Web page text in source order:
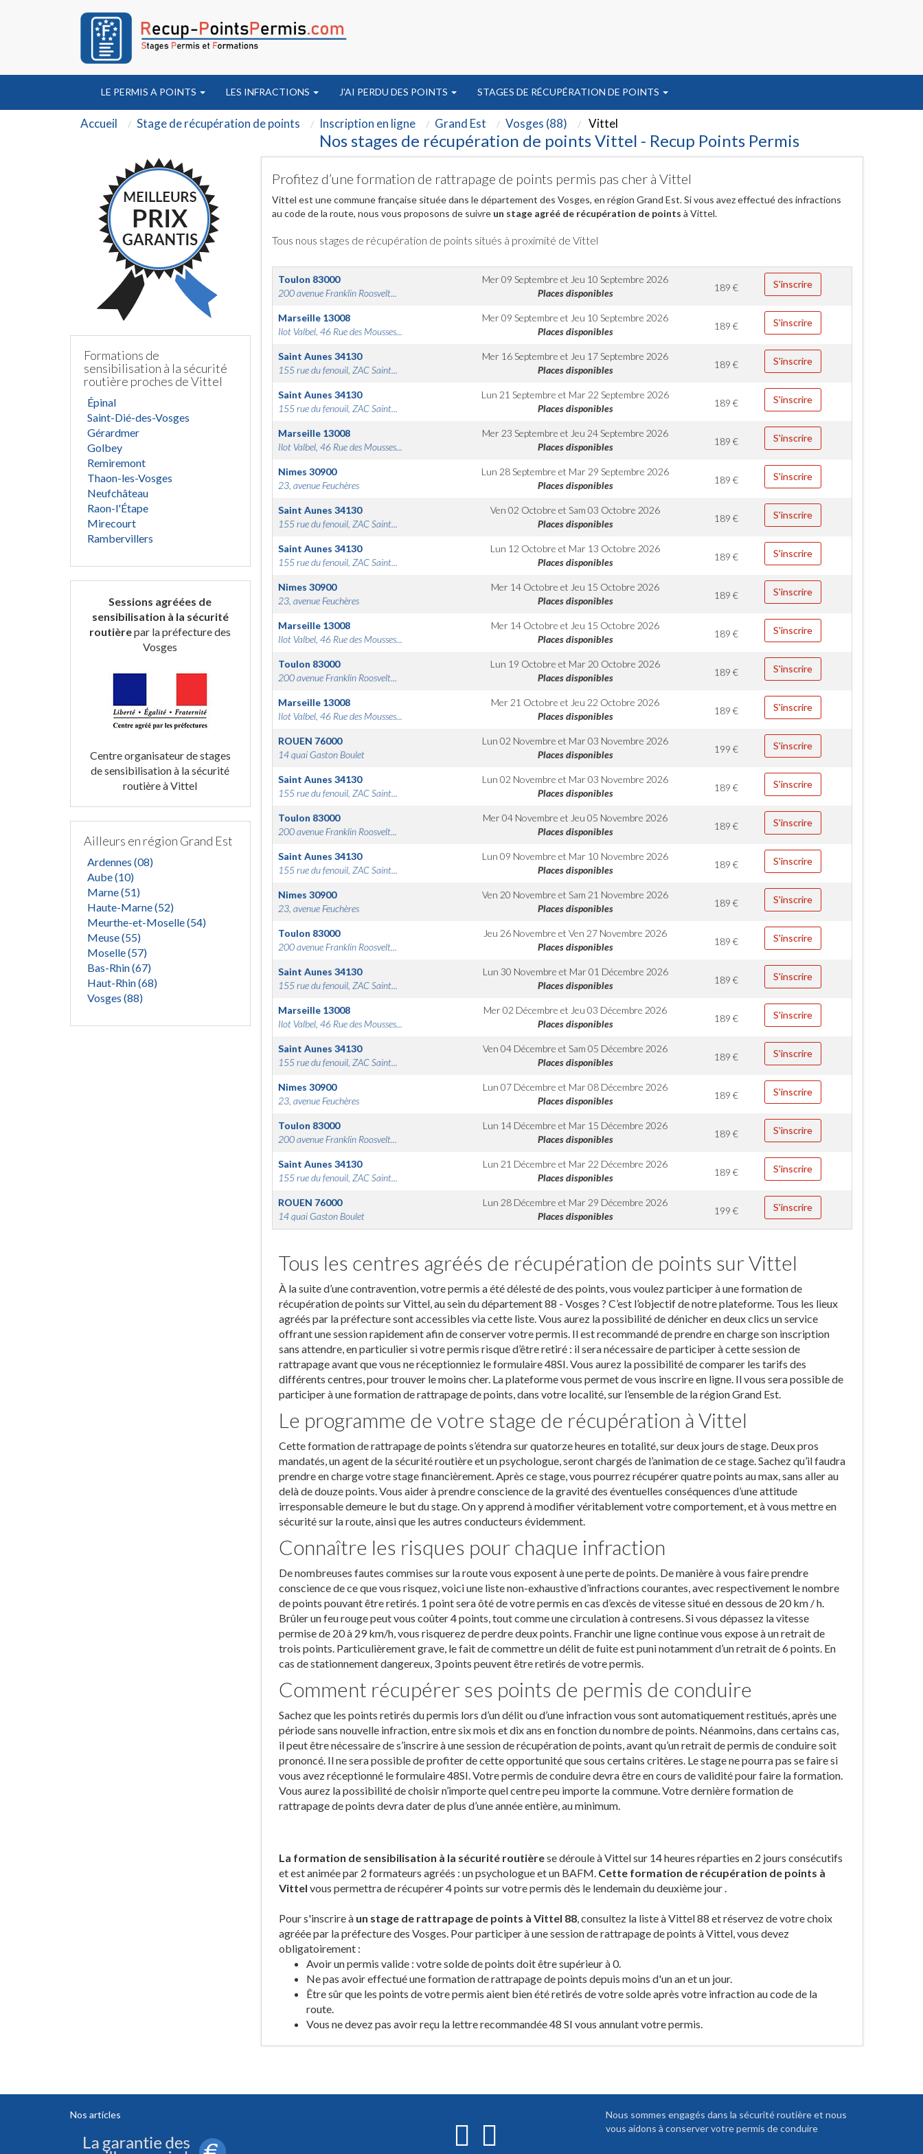
LE PERMIS A POINTS LES INFRACTIONS J'AI PERDU DES POINTS STAGES DE RÉCUPÉRATION DE POINTS
Accueil Stage de récupération de points Inscription en ligne Grand Est Vosges (88) Vittel
Nos stages de récupération de points Vittel - Recup Points Permis
Formations de
sensibilisation à la sécurité
routière proches de Vittel
Épinal
Saint-Dié-des-Vosges
Gérardmer
Golbey
Remiremont
Thaon-les-Vosges
Neufchâteau
Raon-l'Étape
Mirecourt
Rambervillers
Sessions agréées de
sensibilisation à la sécurité
routièrepar la préfecture des
Vosges
Centre organisateur de stages
de sensibilisation à la sécurité
routière à Vittel
Ailleurs en région Grand Est
Ardennes (08)
Aube (10)
Marne (51)
Haute-Marne (52)
Meurthe-et-Moselle (54)
Meuse (55)
Moselle (57)
Bas-Rhin (67)
Haut-Rhin (68)
Vosges (88)
Profitez d’une formation de rattrapage de points permis pas cher à Vittel
Vittel est une commune française située dans le département des Vosges, en région Grand Est. Si vous avez effectué des infractions
au code de la route, nous vous proposons de suivre un stage agréé de récupération de points à Vittel.
Tous nous stages de récupération de points situés à proximité de Vittel
Toulon 83000
200 avenue Franklin Roosvelt...
Mer 09 Septembre et Jeu 10 Septembre 2026
Places disponibles
189€ S'inscrire
Marseille 13008
Ilot Valbel, 46 Rue des Mousses...
Mer 09 Septembre et Jeu 10 Septembre 2026
Places disponibles
189€ S'inscrire
Saint Aunes 34130
155 rue du fenouil, ZAC Saint...
Mer 16 Septembre et Jeu 17 Septembre 2026
Places disponibles
189€ S'inscrire
Saint Aunes 34130
155 rue du fenouil, ZAC Saint...
Lun 21 Septembre et Mar 22 Septembre 2026
Places disponibles
189€ S'inscrire
Marseille 13008
Ilot Valbel, 46 Rue des Mousses...
Mer 23 Septembre et Jeu 24 Septembre 2026
Places disponibles
189€ S'inscrire
Nimes 30900
23, avenue Feuchères
Lun 28 Septembre et Mar 29 Septembre 2026
Places disponibles
189€ S'inscrire
Saint Aunes 34130
155 rue du fenouil, ZAC Saint...
Ven 02 Octobre etSam 03 Octobre 2026
Places disponibles
189€ S'inscrire
Saint Aunes 34130
155 rue du fenouil, ZAC Saint...
Lun 12 Octobre et Mar 13 Octobre 2026
Places disponibles
189€ S'inscrire
Nimes 30900
23, avenue Feuchères
Mer 14 Octobre et Jeu 15 Octobre 2026
Places disponibles
189€ S'inscrire
Marseille 13008
Ilot Valbel, 46 Rue des Mousses...
Mer 14 Octobre et Jeu 15 Octobre 2026
Places disponibles
189€ S'inscrire
Toulon 83000
200 avenue Franklin Roosvelt...
Lun 19 Octobre et Mar 20 Octobre 2026
Places disponibles
189€ S'inscrire
Marseille 13008
Ilot Valbel, 46 Rue des Mousses...
Mer 21 Octobre et Jeu 22 Octobre 2026
Places disponibles
189€ S'inscrire
ROUEN 76000
14 quai Gaston Boulet
Lun 02 Novembre et Mar 03 Novembre 2026
Places disponibles
199€ S'inscrire
Saint Aunes 34130
155 rue du fenouil, ZAC Saint...
Lun 02 Novembre et Mar 03 Novembre 2026
Places disponibles
189€ S'inscrire
Toulon 83000
200 avenue Franklin Roosvelt...
Mer 04 Novembre et Jeu 05 Novembre 2026
Places disponibles
189€ S'inscrire
Saint Aunes 34130
155 rue du fenouil, ZAC Saint...
Lun 09 Novembre et Mar 10 Novembre 2026
Places disponibles
189€ S'inscrire
Nimes 30900
23, avenue Feuchères
Ven 20 Novembre etSam 21 Novembre 2026
Places disponibles
189€ S'inscrire
Toulon 83000
200 avenue Franklin Roosvelt...
Jeu 26 Novembre etVen 27 Novembre 2026
Places disponibles
189€ S'inscrire
Saint Aunes 34130
155 rue du fenouil, ZAC Saint...
Lun 30 Novembre et Mar 01 Décembre 2026
Places disponibles
189€ S'inscrire
Marseille 13008
Ilot Valbel, 46 Rue des Mousses...
Mer 02 Décembre et Jeu 03 Décembre 2026
Places disponibles
189€ S'inscrire
Saint Aunes 34130
155 rue du fenouil, ZAC Saint...
Ven 04 Décembre etSam 05 Décembre 2026
Places disponibles
189€ S'inscrire
Nimes 30900
23, avenue Feuchères
Lun 07 Décembre et Mar 08 Décembre 2026
Places disponibles
189€ S'inscrire
Toulon 83000
200 avenue Franklin Roosvelt...
Lun 14 Décembre et Mar 15 Décembre 2026
Places disponibles
189€ S'inscrire
Saint Aunes 34130
155 rue du fenouil, ZAC Saint...
Lun 21 Décembre et Mar 22 Décembre 2026
Places disponibles
189€ S'inscrire
ROUEN 76000
14 quai Gaston Boulet
Lun 28 Décembre et Mar 29 Décembre 2026
Places disponibles
199€ S'inscrire
Tous les centres agréés de récupération de points sur Vittel
À la suite d’une contravention, votre permis a été délesté de des points, vous voulez participer à une formation de
récupération de points sur Vittel, au sein du département 88 - Vosges ? C’est l’objectif de notre plateforme. Tous les lieux
agréés par la préfecture sont accessibles via cette liste. Vous aurez la possibilité de dénicher en deux clics un service
offrant une session rapidement afin de conserver votre permis. Il est recommandé de prendre en charge son inscription
sans attendre, en particulier si votre permis risque d’être retiré : il sera nécessaire de participer à cette session de
rattrapage avant que vous ne réceptionniez le formulaire 48SI. Vous aurez la possibilité de comparer les tarifs des
différents centres, pour trouver le moins cher. La plateforme vous permet de vous inscrire en ligne. Il vous sera possible de
participer à une formation de rattrapage de points, dans votre localité, sur l’ensemble de la région Grand Est.
Le programme de votre stage de récupération à Vittel
Cette formation de rattrapage de points s’étendra sur quatorze heures en totalité, sur deux jours de stage. Deux pros
mandatés, un agent de la sécurité routière et un psychologue, seront chargés de l’animation de ce stage. Sachez qu’il faudra
prendre en charge votre stage financièrement. Après ce stage, vous pourrez récupérer quatre points au max, sans aller au
delà de douze points. Vous aider à prendre conscience de la gravité des éventuelles conséquences d’une attitude
irresponsable demeure le but du stage. On y apprend à modifier véritablement votre comportement, et à vous mettre en
sécurité sur la route, ainsi que les autres conducteurs évidemment.
Connaître les risques pour chaque infraction
De nombreuses fautes commises sur la route vous exposent à une perte de points. De manière à vous faire prendre
conscience de ce que vous risquez, voici une liste non-exhaustive d’infractions courantes, avec respectivement le nombre
de points pouvant être retirés. 1 point sera ôté de votre permis en cas d’excès de vitesse situé en dessous de 20 km / h.
Brûler un feu rouge peut vous coûter 4 points, tout comme une circulation à contresens. Si vous dépassez la vitesse
permise de 20 à 29 km/h, vous risquerez de perdre deux points. Franchir une ligne continue vous expose à un retrait de
trois points. Particulièrement grave, le fait de commettre un délit de fuite est puni notamment d’un retrait de 6 points. En
cas de stationnement dangereux, 3 points peuvent être retirés de votre permis.
Comment récupérer ses points de permis de conduire
Sachez que les points retirés du permis lors d’un délit ou d’une infraction vous sont automatiquement restitués, après une
période sans nouvelle infraction, entre six mois et dix ans en fonction du nombre de points. Néanmoins, dans certains cas,
il peut être nécessaire de s’inscrire à une session de récupération de points, avant qu’un retrait de permis de conduire soit
prononcé. Il ne sera possible de profiter de cette opportunité que sous certains critères. Le stage ne pourra pas se faire si
vous avez réceptionné le formulaire 48SI. Votre permis de conduire devra être en cours de validité pour faire la formation.
Vous aurez la possibilité de choisir n’importe quel centre peu importe la commune. Votre dernière formation de
rattrapage de points devra dater de plus d’une année entière, au minimum.
La formation de sensibilisation à la sécurité routièrese déroule à Vittel sur 14 heures réparties en 2 jours consécutifs
et est animée par 2 formateurs agréés : un psychologue et un BAFM. Cette formation de récupération de points à
Vittel vous permettra de récupérer 4 points sur votre permis dès le lendemain du deuxième jour .
Pour s'inscrire à un stage de rattrapage de points à Vittel 88, consultez la liste à Vittel 88 et réservez de votre choix
agréée par la préfecture des Vosges. Pour participer à une session de rattrapage de points à Vittel, vous devez
obligatoirement :
Avoir un permis valide : votre solde de points doit être supérieur à 0.
Ne pas avoir effectué une formation de rattrapage de points depuis moins d'un an et un jour.
Être sûr que les points de votre permis aient bien été retirés de votre solde après votre infraction au code de la
route.
Vous ne devez pas avoir reçu la lettre recommandée 48 SI vous annulant votre permis.
Nos articles
Nous sommes engagés dans la sécurité routière et nous
vous aidons à conserver votre permis de conduire